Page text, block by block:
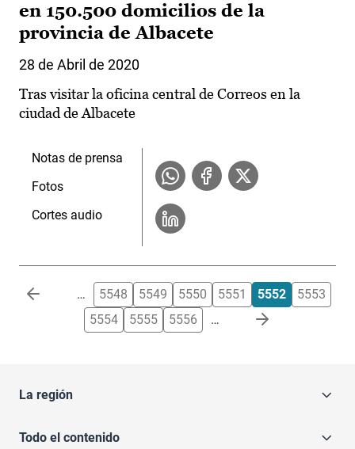
en 150.500 domicilios de la
provincia de Albacete
28 de Abril de 2020
Tras visitar la oficina central de Correos en la
ciudad de Albacete
Notas de prensa
Fotos
Cortes audio
Paginación … 5548 5549 5550 5551 5552
5553
5554
5555 5556 …
La región
Todo el contenido